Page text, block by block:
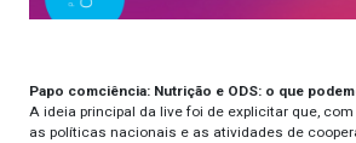
Papo comciência: Nutrição e ODS: o que
A ideia principal da live foi de explicitar que,
as políticas nacionais e as atividades de